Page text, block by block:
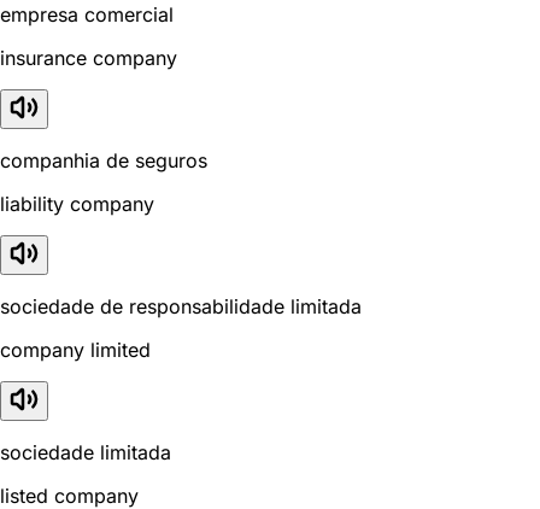
empresa comercial
insurance company
companhia de seguros
liability company
sociedade de responsabilidade limitada
company limited
sociedade limitada
listed company